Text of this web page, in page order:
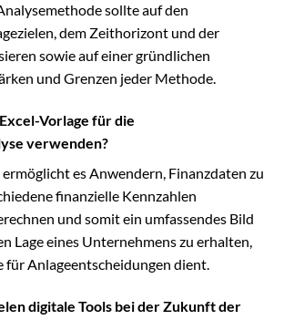
sollte auf den
dem Zeithorizont und der
sowie auf einer gründlichen
und Grenzen jeder Methode.
Vorlage für die
verwenden?
es Anwendern, Finanzdaten zu
finanzielle Kennzahlen
und somit ein umfassendes Bild
Lage eines Unternehmens zu erhalten,
für Anlageentscheidungen dient.
digitale Tools bei der Zukunft der